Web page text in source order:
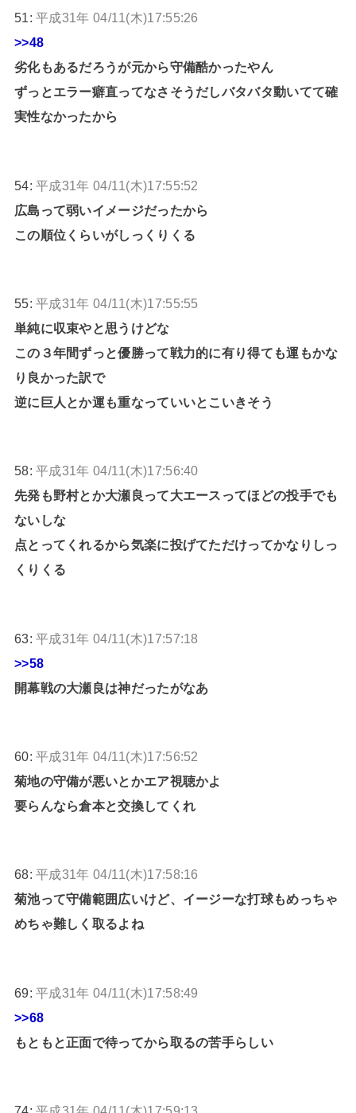
51:平成31年 04/11(木)17:55:26
>>48
劣化もあるだろうが元から守備酷かったやん
ずっとエラー癖直ってなさそうだしバタバタ動いてて確
実性なかったから
54:平成31年 04/11(木)17:55:52
広島って弱いイメージだったから
この順位くらいがしっくりくる
55:平成31年 04/11(木)17:55:55
単純に収束やと思うけどな
この３年間ずっと優勝って戦力的に有り得ても運もかな
り良かった訳で
逆に巨人とか運も重なっていいとこいきそう
58:平成31年 04/11(木)17:56:40
先発も野村とか大瀬良って大エースってほどの投手でも
ないしな
点とってくれるから気楽に投げてただけってかなりしっ
くりくる
63:平成31年 04/11(木)17:57:18
>>58
開幕戦の大瀬良は神だったがなあ
60:平成31年 04/11(木)17:56:52
菊地の守備が悪いとかエア視聴かよ
要らんなら倉本と交換してくれ
68:平成31年 04/11(木)17:58:16
菊池って守備範囲広いけど、イージーな打球もめっちゃ
めちゃ難しく取るよね
69:平成31年 04/11(木)17:58:49
>>68
もともと正面で待ってから取るの苦手らしい